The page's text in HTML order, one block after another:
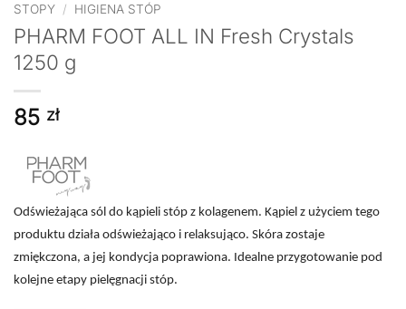
STOPY / HIGIENA STÓP
PHARM FOOT ALL IN Fresh Crystals
1250 g
85 zł
Odświeżająca sól do kąpieli stóp z kolagenem. Kąpiel z użyciem tego
produktu działa odświeżająco i relaksująco. Skóra zostaje
zmiękczona, a jej kondycja poprawiona. Idealne przygotowanie pod
kolejne etapy pielęgnacji stóp.